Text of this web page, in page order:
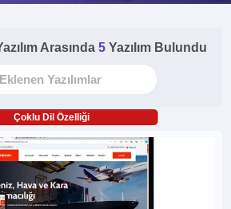
Arasında 5 Yazılım Bulundu
Çoklu Dil Özelliği